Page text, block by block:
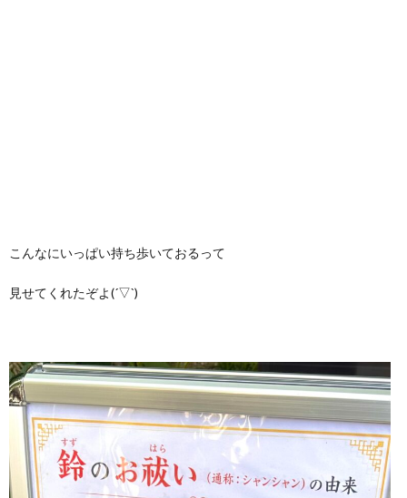
こんなにいっぱい持ち歩いておるって
見せてくれたぞよ(´▽`)